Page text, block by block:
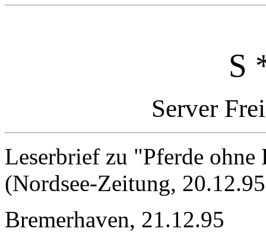
S
Server
Leserbrief zu "Pferde ohne
(Nordsee-Zeitung,
Bremerhaven, 21.12.95